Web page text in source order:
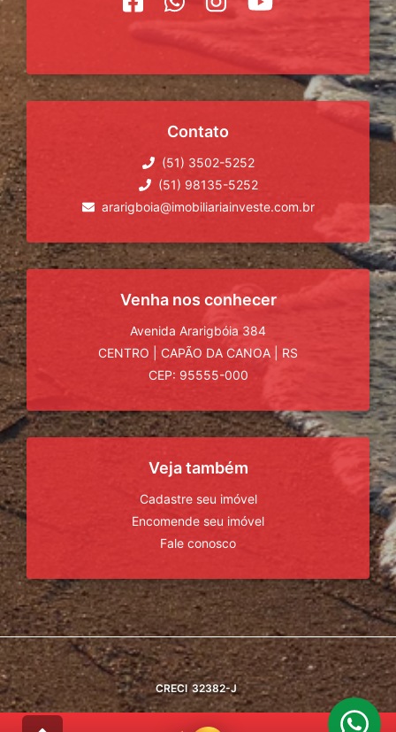
Contato
(51) 3502-5252
(51) 98135-5252
ararigboia@imobiliariainveste.com.br
Venha nos conhecer
Avenida Ararigbóia 384
CENTRO
CAPÃO DA CANOA
RS
CEP: 95555-000
Veja também
Cadastre seu imóvel
Encomende seu imóvel
Fale conosco
CRECI 32382-J